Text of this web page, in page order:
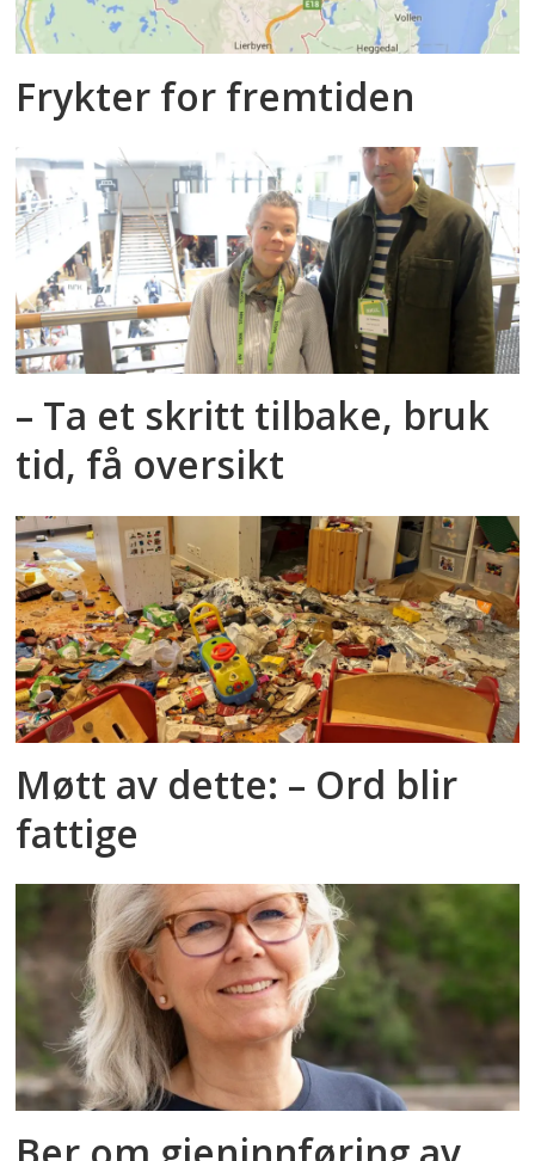
Frykter for fremtiden
– Ta et skritt tilbake, bruk
tid, få oversikt
Møtt av dette: – Ord blir
fattige